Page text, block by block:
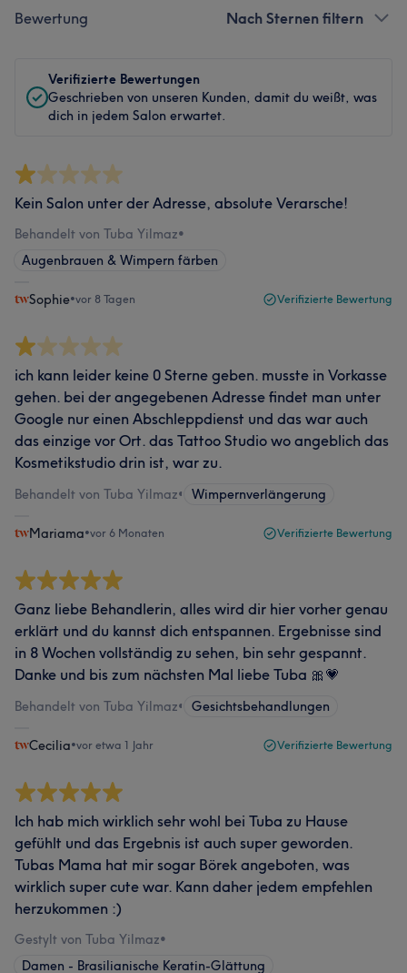
Bewertung Nach Sternen filtern
Verifizierte Bewertungen
Geschrieben von unseren Kunden, damit du weißt, was
dich in jedem Salon erwartet.
Kein Salon unter der Adresse, absolute Verarsche!
Behandelt von Tuba Yilmaz•
Augenbrauen & Wimpern färben
Sophie•vor 8 Tagen Verifizierte Bewertung
ich kann leider keine 0 Sterne geben. musste in Vorkasse
gehen. bei der angegebenen Adresse findet man unter
Google nur einen Abschleppdienst und das war auch
das einzige vor Ort. das Tattoo Studio wo angeblich das
Kosmetikstudio drin ist, war zu.
Behandelt von Tuba Yilmaz• Wimpernverlängerung
Mariama•vor 6 Monaten Verifizierte Bewertung
Ganz liebe Behandlerin, alles wird dir hier vorher genau
erklärt und du kannst dich entspannen. Ergebnisse sind
in 8 Wochen vollständig zu sehen, bin sehr gespannt.
Danke und bis zum nächsten Mal liebe Tuba 🎀💗
Behandelt von Tuba Yilmaz• Gesichtsbehandlungen
Cecilia•vor etwa 1 Jahr Verifizierte Bewertung
Ich hab mich wirklich sehr wohl bei Tuba zu Hause
gefühlt und das Ergebnis ist auch super geworden.
Tubas Mama hat mir sogar Börek angeboten, was
wirklich super cute war. Kann daher jedem empfehlen
herzukommen :)
Gestylt von Tuba Yilmaz•
Damen - Brasilianische Keratin-Glättung